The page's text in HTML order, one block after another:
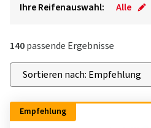
Ihre Reifenauswahl: Alle
140passende Ergebnisse
Empfehlung